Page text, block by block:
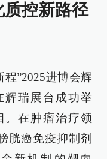
控新路径
”2025进博会辉
辉瑞展台成功举
。在肿瘤治疗领
胱癌免疫抑制剂